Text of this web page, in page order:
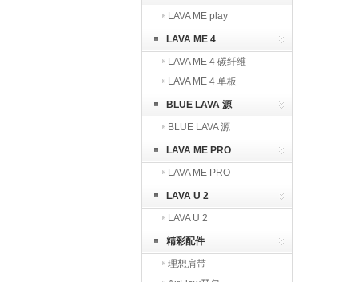
LAVA ME play
LAVA ME 4
LAVA ME 4 碳纤维
LAVA ME 4 单板
BLUE LAVA 源
BLUE LAVA 源
LAVA ME PRO
LAVA ME PRO
LAVA U 2
LAVA U 2
精彩配件
理想肩带